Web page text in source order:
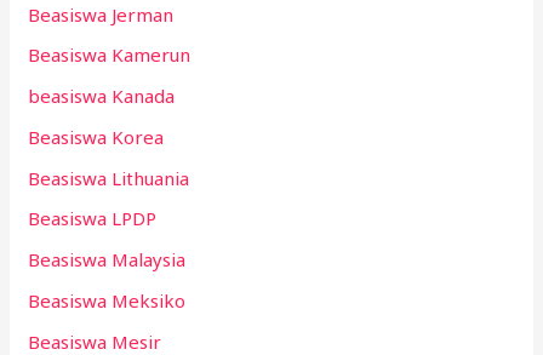
Beasiswa Jerman
Beasiswa Kamerun
beasiswa Kanada
Beasiswa Korea
Beasiswa Lithuania
Beasiswa LPDP
Beasiswa Malaysia
Beasiswa Meksiko
Beasiswa Mesir